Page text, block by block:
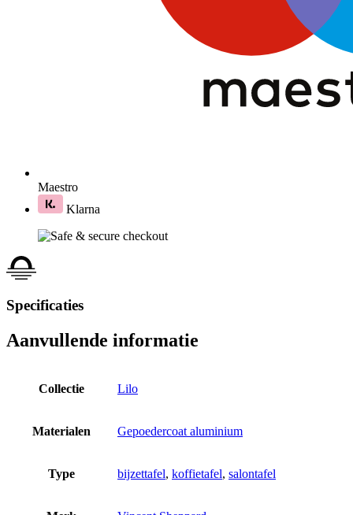
Maestro
Klarna
Specificaties
Aanvullende informatie
Collectie Lilo
Materialen Gepoedercoat aluminium
Type bijzettafel, koffietafel, salontafel